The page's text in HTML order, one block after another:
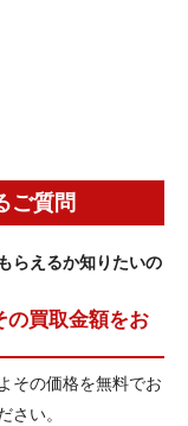
ご質問
らえるか知りたいの
の買取金額をお
その価格を無料でお
さい。